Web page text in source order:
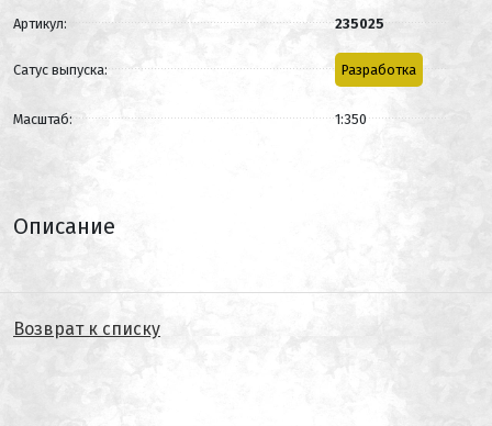
Артикул: 235025
Сатус выпуска: Разработка
Масштаб: 1:350
Описание
Возврат к списку